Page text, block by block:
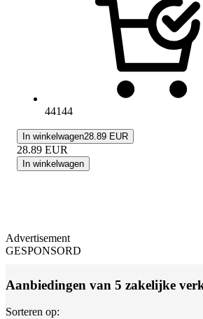
44144
In winkelwagen28.89 EUR
28.89 EUR
In winkelwagen
Advertisement
GESPONSORD
Aanbiedingen van 5 zakelijke
Sorteren op: